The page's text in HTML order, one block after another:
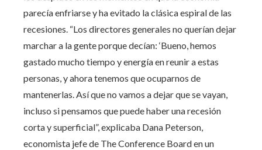
parecía enfriarse y ha evitado la clásica espiral de las
recesiones. “Los directores generales no querían dejar
marchar a la gente porque decían: ‘Bueno, hemos
gastado mucho tiempo y energía en reunir a estas
personas, y ahora tenemos que ocuparnos de
mantenerlas. Así que no vamos a dejar que se vayan,
incluso si pensamos que puede haber una recesión
corta y superficial”, explicaba Dana Peterson,
economista jefe de The Conference Board en un